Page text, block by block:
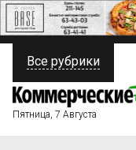
ПОЛИТИКА
ФИНАНСЫ
Все рубрики
Пятница, 7 Августа